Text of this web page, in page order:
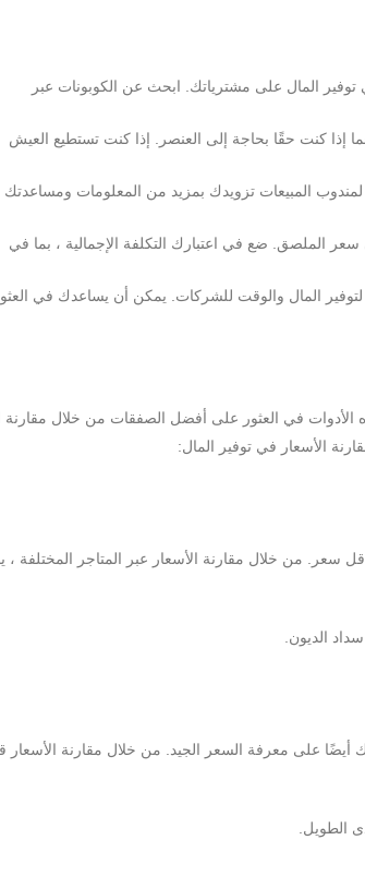
المال على مشترياتك. ابحث عن الكوبونات عبر
إذا كنت حقًا بحاجة إلى العنصر. إذا كنت تستطيع العيش
المبيعات تزويدك بمزيد من المعلومات ومساعدتك
سعر الملصق. ضع في اعتبارك التكلفة الإجمالية ، بما في
لتوفير المال والوقت للشركات. يمكن أن يساعدك في
الأدوات في العثور على أفضل الصفقات من خلال مقارنة
الأسعار في توفير المال:
سعر. من خلال مقارنة الأسعار عبر المتاجر المختلفة ،
الديون.
على معرفة السعر الجيد. من خلال مقارنة الأسعار
الطويل.